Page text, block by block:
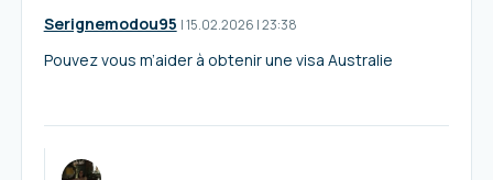
Serignemodou95 I15.02.2026 |23:38
Pouvez vous m’aider à obtenir une visa Australie